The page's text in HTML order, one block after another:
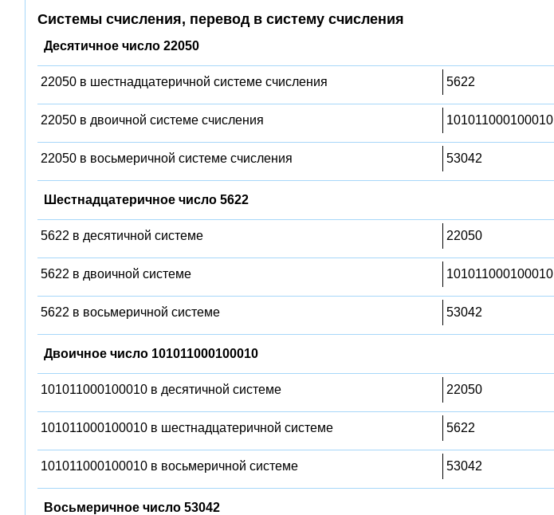
Системы счисления, перевод в систему счисления
Десятичное число 22050
22050 в шестнадцатеричной системе счисления 5622
22050 в двоичной системе счисления 101011000100010
22050 в восьмеричной системе счисления 53042
Шестнадцатеричное число 5622
5622 в десятичной системе 22050
5622 в двоичной системе 101011000100010
5622 в восьмеричной системе 53042
Двоичное число 101011000100010
101011000100010 в десятичной системе 22050
101011000100010 в шестнадцатеричной системе 5622
101011000100010 в восьмеричной системе 53042
Восьмеричное число 53042